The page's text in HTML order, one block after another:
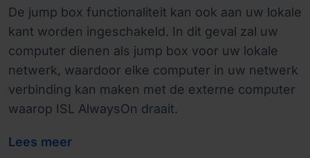
De jump box functionaliteit kan ook aan uw lokale
kant worden ingeschakeld. In dit geval zal uw
computer dienen als jump box voor uw lokale
netwerk, waardoor elke computer in uw netwerk
verbinding kan maken met de externe computer
waarop ISL AlwaysOn draait.
Lees meer